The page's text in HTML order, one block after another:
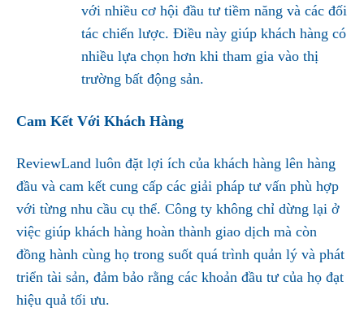
với nhiều cơ hội đầu tư tiềm năng và các đối
tác chiến lược. Điều này giúp khách hàng có
nhiều lựa chọn hơn khi tham gia vào thị
trường bất động sản.
Cam Kết Với Khách Hàng
ReviewLand luôn đặt lợi ích của khách hàng lên hàng
đầu và cam kết cung cấp các giải pháp tư vấn phù hợp
với từng nhu cầu cụ thể. Công ty không chỉ dừng lại ở
việc giúp khách hàng hoàn thành giao dịch mà còn
đồng hành cùng họ trong suốt quá trình quản lý và phát
triển tài sản, đảm bảo rằng các khoản đầu tư của họ đạt
hiệu quả tối ưu.